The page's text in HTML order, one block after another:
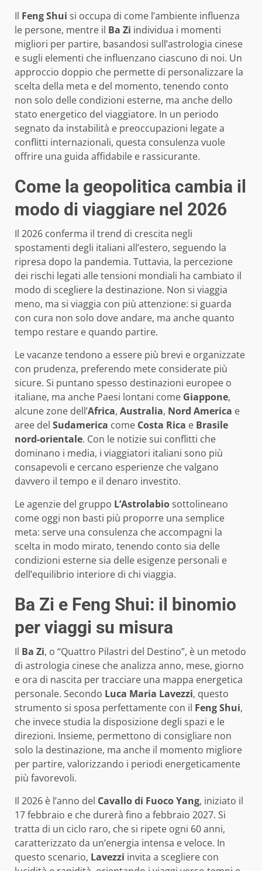
Il Feng Shui si occupa di come l’ambiente influenza
le persone, mentre il Ba Zi individua i momenti
migliori per partire, basandosi sull’astrologia cinese
e sugli elementi che influenzano ciascuno di noi. Un
approccio doppio che permette di personalizzare la
scelta della meta e del momento, tenendo conto
non solo delle condizioni esterne, ma anche dello
stato energetico del viaggiatore. In un periodo
segnato da instabilità e preoccupazioni legate a
conflitti internazionali, questa consulenza vuole
offrire una guida affidabile e rassicurante.
Come la geopolitica cambia il
modo di viaggiare nel 2026
Il 2026 conferma il trend di crescita negli
spostamenti degli italiani all’estero, seguendo la
ripresa dopo la pandemia. Tuttavia, la percezione
dei rischi legati alle tensioni mondiali ha cambiato il
modo di scegliere la destinazione. Non si viaggia
meno, ma si viaggia con più attenzione: si guarda
con cura non solo dove andare, ma anche quanto
tempo restare e quando partire.
Le vacanze tendono a essere più brevi e organizzate
con prudenza, preferendo mete considerate più
sicure. Si puntano spesso destinazioni europee o
italiane, ma anche Paesi lontani come Giappone,
alcune zone dell’Africa, Australia, Nord America e
aree del Sudamerica come Costa Rica e Brasile
nord-orientale. Con le notizie sui conflitti che
dominano i media, i viaggiatori italiani sono più
consapevoli e cercano esperienze che valgano
davvero il tempo e il denaro investito.
Le agenzie del gruppo L’Astrolabiosottolineano
come oggi non basti più proporre una semplice
meta: serve una consulenza che accompagni la
scelta in modo mirato, tenendo conto sia delle
condizioni esterne sia delle esigenze personali e
dell’equilibrio interiore di chi viaggia.
Ba Zi e Feng Shui: il binomio
per viaggi su misura
Il Ba Zi, o “Quattro Pilastri del Destino”, è un metodo
di astrologia cinese che analizza anno, mese, giorno
e ora di nascita per tracciare una mappa energetica
personale. Secondo Luca Maria Lavezzi, questo
strumento si sposa perfettamente con il Feng Shui,
che invece studia la disposizione degli spazi e le
direzioni. Insieme, permettono di consigliare non
solo la destinazione, ma anche il momento migliore
per partire, valorizzando i periodi energeticamente
più favorevoli.
Il 2026 è l’anno del Cavallo di Fuoco Yang, iniziato il
17 febbraio e che durerà fino a febbraio 2027. Si
tratta di un ciclo raro, che si ripete ogni 60 anni,
caratterizzato da un’energia intensa e veloce. In
questo scenario, Lavezzi invita a scegliere con